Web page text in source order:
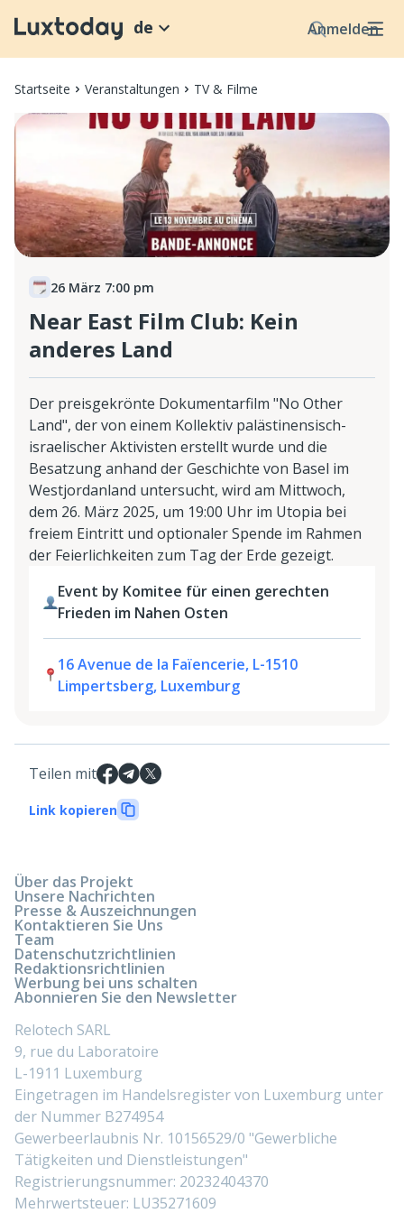
Anmelden
de
Startseite Veranstaltungen TV & Filme
26 März 7:00 pm
Near East Film Club: Kein
anderes Land
Der preisgekrönte Dokumentarfilm "No Other
Land", der von einem Kollektiv palästinensisch-
israelischer Aktivisten erstellt wurde und die
Besatzung anhand der Geschichte von Basel im
Westjordanland untersucht, wird am Mittwoch,
dem 26. März 2025, um 19:00 Uhr im Utopia bei
freiem Eintritt und optionaler Spende im Rahmen
der Feierlichkeiten zum Tag der Erde gezeigt.
Event by Komitee für einen gerechten
Frieden im Nahen Osten
16 Avenue de la Faïencerie, L-1510
Limpertsberg, Luxemburg
Teilen mit
Link kopieren
Über das Projekt
Unsere Nachrichten
Presse & Auszeichnungen
Kontaktieren Sie Uns
Team
Datenschutzrichtlinien
Redaktionsrichtlinien
Werbung bei uns schalten
Abonnieren Sie den Newsletter
Relotech SARL
9, rue du Laboratoire
L-1911 Luxemburg
Eingetragen im Handelsregister von Luxemburg unter
der Nummer B274954
Gewerbeerlaubnis Nr. 10156529/0 "Gewerbliche
Tätigkeiten und Dienstleistungen"
Registrierungsnummer: 20232404370
Mehrwertsteuer: LU35271609